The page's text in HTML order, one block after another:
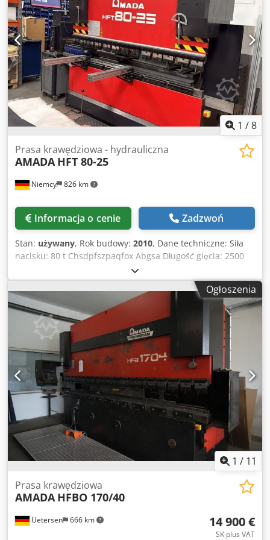
1 /8
Niemcy 826 km
Prasa krawędziowa - hydrauliczna
AMADA HFT 80-25
Informacja o cenie Zadzwoń
Stan: używany, Rok budowy: 2010, Dane techniczne: Siła
nacisku: 80 t Chsdpfszpaqfox Abgsa Długość gięcia: 2500
mm Rozstaw kolumn: 2125 mm Skok tłoka – maks.: 200 mm
Grubość blachy: 6 mm Całkowite zapotrzebowanie na moc:
9 kW Ciśnienie robocze: 275 bar Wysięg: 420 mm Prędkość
pozycjonowania: 100 mm/s Prędkość robocza: 10 mm/s
Masa maszyny: ok. 5,8 t Zajmowana powierzchnia: ok. 3,8 x
2,4 x 2,95 m Prasa krawędziowa CNC, osi sterowane: Y1, Y2,
X1, R, szafa z osprzętem, niewiele używana
Ogłoszenia
1 / 11
Uetersen 666 km
Prasa krawędziowa
AMADA HFBO 170/40
14 900 €
SK plus VAT